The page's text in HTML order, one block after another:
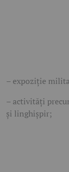
– expoziție
– activități
și linghișpir;